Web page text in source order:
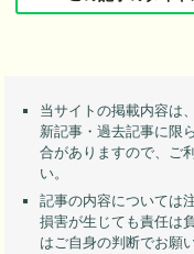
当サイトの掲載内容は
新記事・過去記事に限
合がありますので、ご
い。
記事の内容については
損害が生じても責任は
はご自身の判断でお願